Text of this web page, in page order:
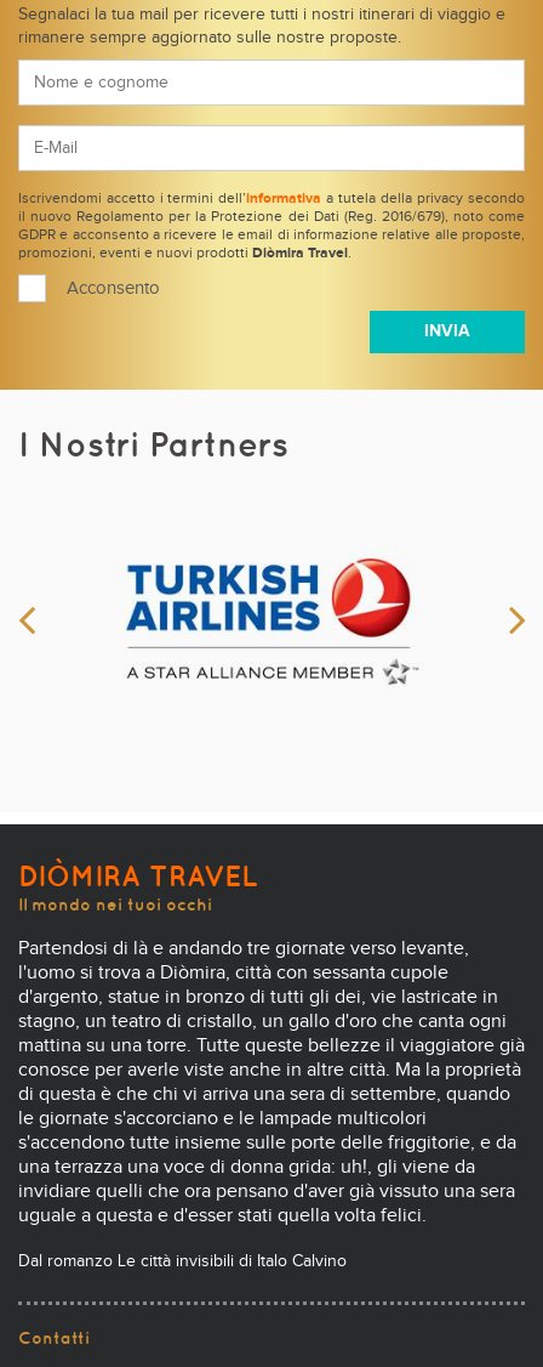
Segnalaci la tua mail per ricevere tutti i nostri itinerari di viaggio e
rimanere sempre aggiornato sulle nostre proposte.
Iscrivendomi accetto i termini dell’ informativa a tutela della privacy secondo
il nuovo Regolamento per la Protezione dei Dati (Reg. 2016/679), noto come
GDPR e acconsento a ricevere le email di informazione relative alle proposte,
promozioni, eventi e nuovi prodotti Diòmira Travel .
Acconsento
I Nostri Partners
DIÒMIRA TRAVEL
Il mondo nei tuoi occhi
Partendosi di là e andando tre giornate verso levante,
l'uomo si trova a Diòmira, città con sessanta cupole
d'argento, statue in bronzo di tutti gli dei, vie lastricate in
stagno, un teatro di cristallo, un gallo d'oro che canta ogni
mattina su una torre. Tutte queste bellezze il viaggiatore già
conosce per averle viste anche in altre città. Ma la proprietà
di questa è che chi vi arriva una sera di settembre, quando
le giornate s'accorciano e le lampade multicolori
s'accendono tutte insieme sulle porte delle friggitorie, e da
una terrazza una voce di donna grida: uh!, gli viene da
invidiare quelli che ora pensano d'aver già vissuto una sera
uguale a questa e d'esser stati quella volta felici.
Dal romanzo Le città invisibili di Italo Calvino
Contatti